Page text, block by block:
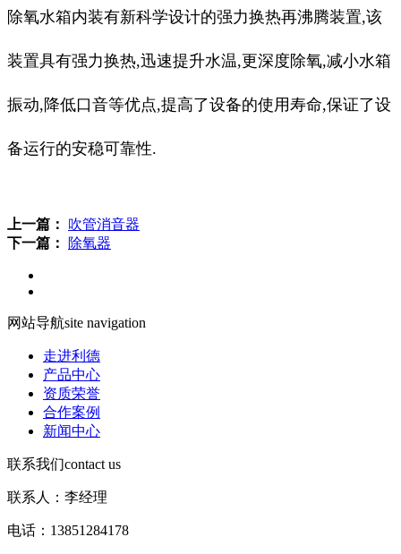
除氧水箱内装有新科学设计的强力换热再沸腾装置,该
装置具有强力换热,迅速提升水温,更深度除氧,减小水箱
振动,降低口音等优点,提高了设备的使用寿命,保证了设
备运行的安稳可靠性.
上一篇：
吹管消音器
下一篇：
除氧器
网站导航site navigation
走进利德
产品中心
资质荣誉
合作案例
新闻中心
联系我们contact us
联系人：李经理
电话：13851284178